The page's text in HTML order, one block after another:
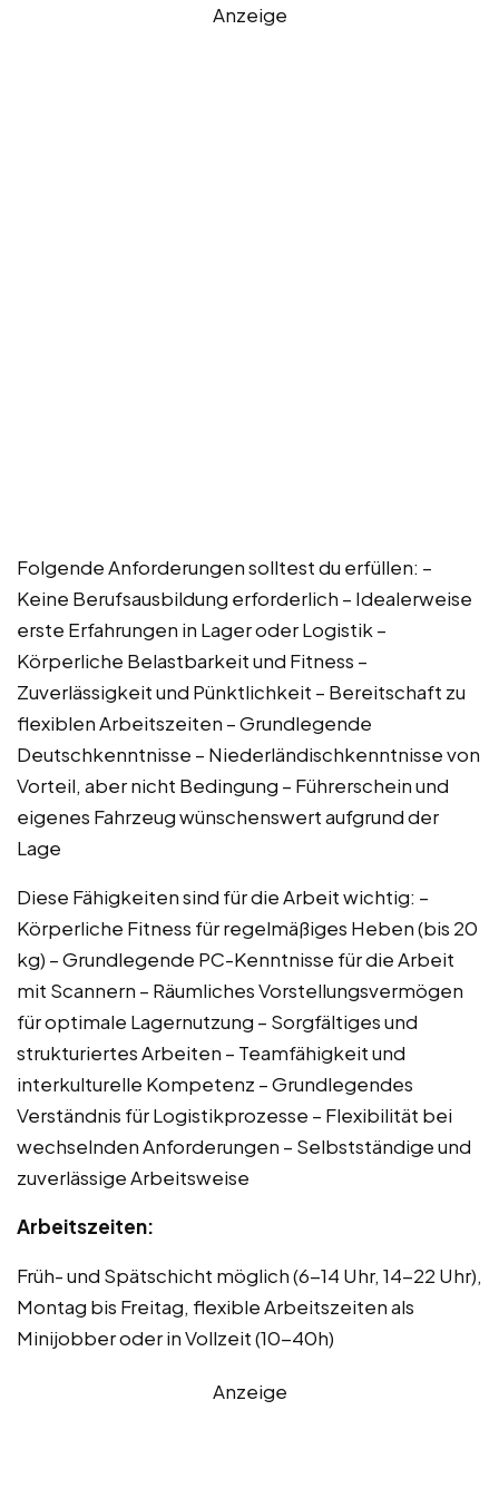
Anzeige
Folgende Anforderungen solltest du erfüllen: –
Keine Berufsausbildung erforderlich – Idealerweise
erste Erfahrungen in Lager oder Logistik –
Körperliche Belastbarkeit und Fitness –
Zuverlässigkeit und Pünktlichkeit – Bereitschaft zu
flexiblen Arbeitszeiten – Grundlegende
Deutschkenntnisse – Niederländischkenntnisse von
Vorteil, aber nicht Bedingung – Führerschein und
eigenes Fahrzeug wünschenswert aufgrund der
Lage
Diese Fähigkeiten sind für die Arbeit wichtig: –
Körperliche Fitness für regelmäßiges Heben (bis 20
kg) – Grundlegende PC-Kenntnisse für die Arbeit
mit Scannern – Räumliches Vorstellungsvermögen
für optimale Lagernutzung – Sorgfältiges und
strukturiertes Arbeiten – Teamfähigkeit und
interkulturelle Kompetenz – Grundlegendes
Verständnis für Logistikprozesse – Flexibilität bei
wechselnden Anforderungen – Selbstständige und
zuverlässige Arbeitsweise
Arbeitszeiten:
Früh- und Spätschicht möglich (6-14 Uhr, 14-22 Uhr),
Montag bis Freitag, flexible Arbeitszeiten als
Minijobber oder in Vollzeit (10-40h)
Anzeige